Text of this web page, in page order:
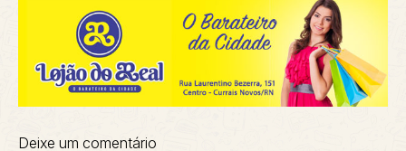
Deixe um comentário